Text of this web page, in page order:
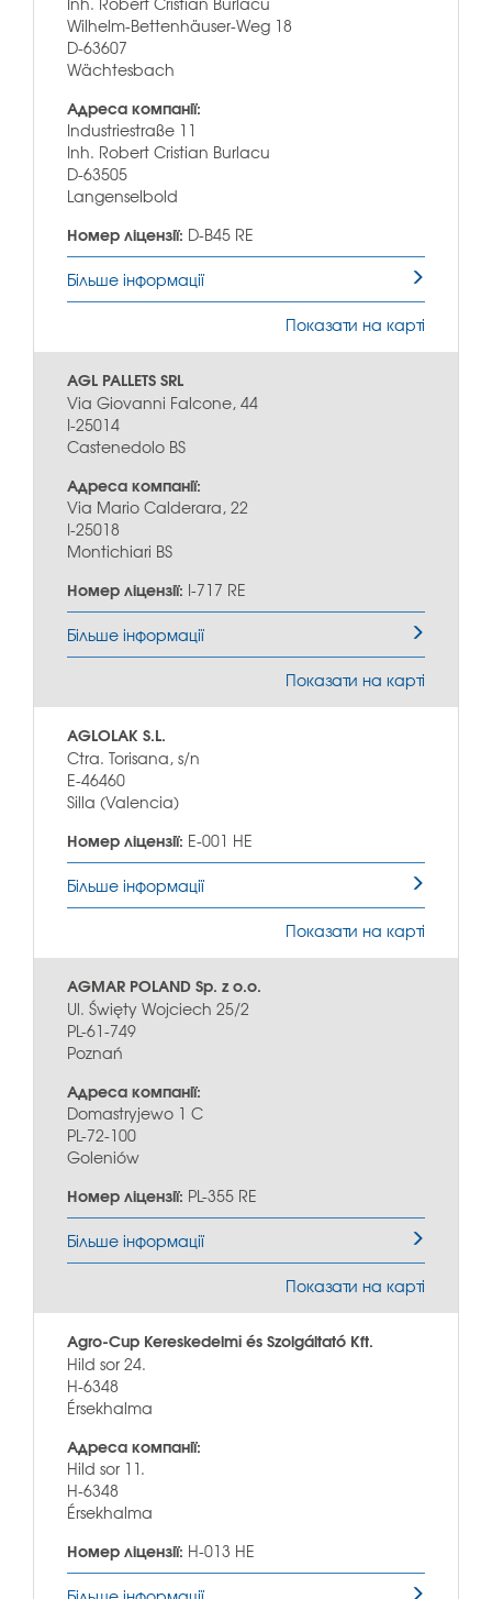
Wilhelm-Bettenhäuser-Weg 18
D-63607
Wächtesbach
Адреса компанії:
Industriestraße 11
Inh. Robert Cristian Burlacu
D-63505
Langenselbold
Номер ліцензії: D-B45 RE
Більше інформації
Показати на карті
AGL PALLETS SRL
Via Giovanni Falcone, 44
I-25014
Castenedolo BS
Адреса компанії:
Via Mario Calderara, 22
I-25018
Montichiari BS
Номер ліцензії: I-717 RE
Більше інформації
Показати на карті
AGLOLAK S.L.
Ctra. Torisana, s/n
E-46460
Silla (Valencia)
Номер ліцензії: E-001 HE
Більше інформації
Показати на карті
AGMAR POLAND Sp. z o.o.
Ul. Święty Wojciech 25/2
PL-61-749
Poznań
Адреса компанії:
Domastryjewo 1 C
PL-72-100
Goleniów
Номер ліцензії: PL-355 RE
Більше інформації
Показати на карті
Agro-Cup Kereskedelmi és Szolgáltató Kft.
Hild sor 24.
H-6348
Érsekhalma
Адреса компанії:
Hild sor 11.
H-6348
Érsekhalma
Номер ліцензії: H-013 HE